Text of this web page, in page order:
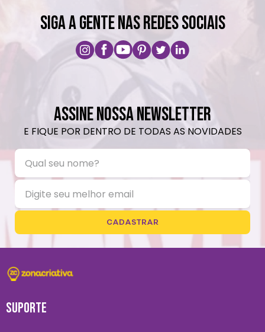
SIGA A GENTE NAS REDES SOCIAIS
ASSINE NOSSA NEWSLETTER
E FIQUE POR DENTRO DE TODAS AS NOVIDADES
CADASTRAR
SUPORTE